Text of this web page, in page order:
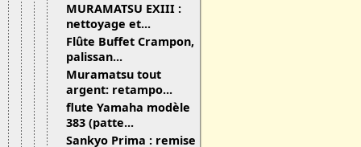
MURAMATSU EXIII :
nettoyage et...
Flûte Buffet Crampon,
palissan...
Muramatsu tout
argent: retampo...
flute Yamaha modèle
383 (patte...
Sankyo Prima : remise